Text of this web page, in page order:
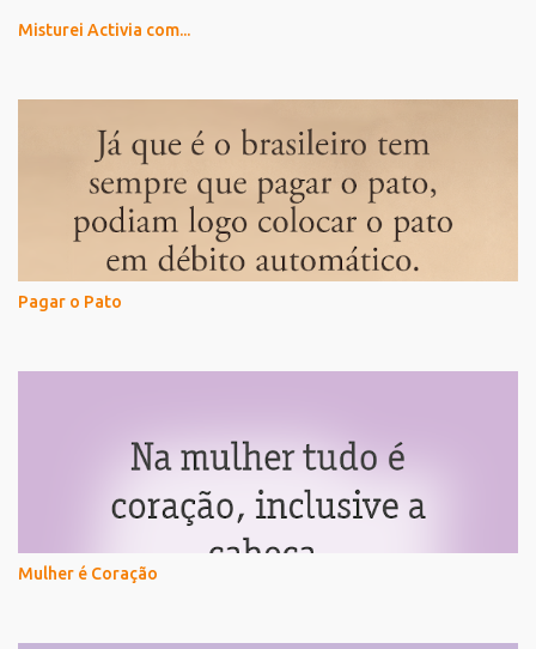
Misturei Activia com...
Pagar o Pato
Mulher é Coração